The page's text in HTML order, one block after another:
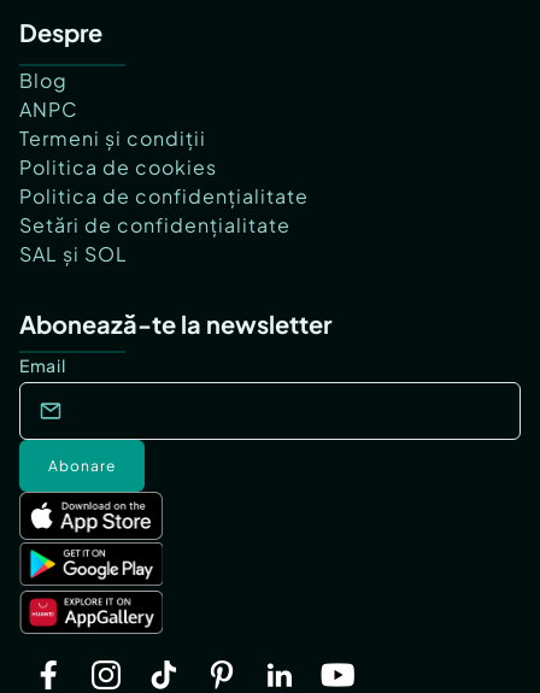
Despre
Blog
ANPC
Termeni și condiții
Politica de cookies
Politica de confidențialitate
Setări de confidențialitate
SAL și SOL
Abonează-te la newsletter
Email
Abonare